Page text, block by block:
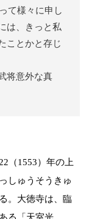
て様々に申し
は、きっと私
ことかと存じ
将意外な真
（1553）年の上
しゅうそうきゅ
。大徳寺は、臨